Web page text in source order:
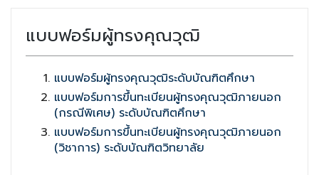
แบบฟอร์มผู้ทรงคุณวุฒิ
แบบฟอร์มผู้ทรงคุณวุฒิระดับบัณฑิตศึกษา
แบบฟอร์มการขึ้นทะเบียนผู้ทรงคุณวุฒิภายนอก
(กรณีพิเศษ) ระดับบัณฑิตศึกษา
แบบฟอร์มการขึ้นทะเบียนผู้ทรงคุณวุฒิภายนอก
(วิชาการ) ระดับบัณฑิตวิทยาลัย